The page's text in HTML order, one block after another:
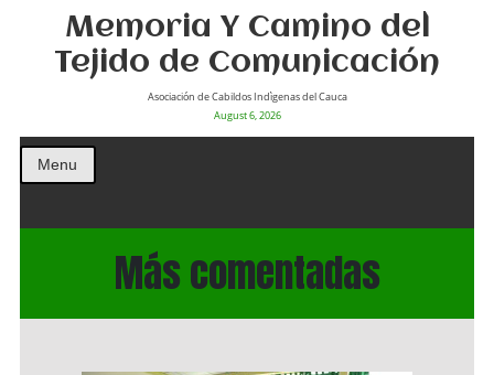
Memoria Y Camino del
Tejido de Comunicación
Asociación de Cabildos Indìgenas del Cauca
August 6, 2026
Menu
Más comentadas